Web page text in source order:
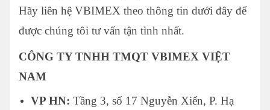
Hãy liên hệ VBIMEX theo thông tin dưới đây để
được chúng tôi tư vấn tận tình nhất.
CÔNG TY TNHH TMQT VBIMEX VIỆT
NAM
VP HN: Tầng 3, số 17 Nguyễn Xiển, P. Hạ